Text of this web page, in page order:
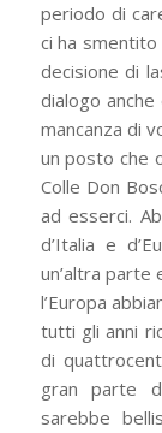
periodo di
ci ha
decisione di
dialogo
mancanza di
un posto che
Colle Don
ad esserci.
d’Italia e
un’altra parte
l’Europa
tutti gli anni
di
gran parte
sarebbe